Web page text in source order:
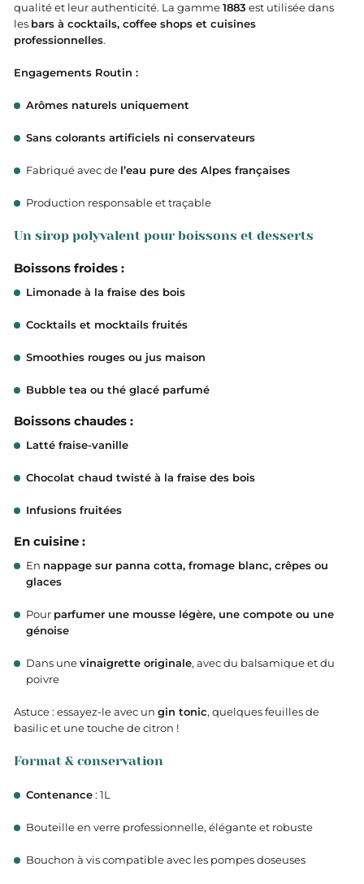
qualité et leur authenticité. La gamme1883 est utilisée dans
les bars à cocktails, coffee shops et cuisines
professionnelles.
Engagements Routin :
Arômes naturels uniquement
Sans colorants artificiels ni conservateurs
Fabriqué avec de l’eau pure des Alpes françaises
Production responsable et traçable
Un sirop polyvalent pour boissons et desserts
Boissons froides :
Limonade à la fraise des bois
Cocktails et mocktails fruités
Smoothies rouges ou jus maison
Bubble tea ou thé glacé parfumé
Boissons chaudes :
Latté fraise-vanille
Chocolat chaud twisté à la fraise des bois
Infusions fruitées
En cuisine :
En nappage sur panna cotta, fromage blanc, crêpes ou
glaces
Pour parfumer une mousse légère, une compote ou une
génoise
Dans unevinaigrette originale, avec du balsamique et du
poivre
Astuce : essayez-le avec un gin tonic, quelques feuilles de
basilic et une touche de citron !
Format & conservation
Contenance: 1L
Bouteille en verre professionnelle, élégante et robuste
Bouchon à vis compatible avec les pompes doseuses